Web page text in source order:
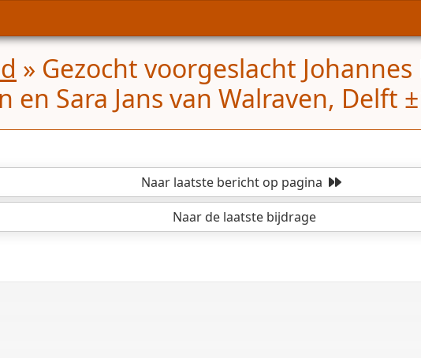
» Gezocht voorgeslacht
Sara Jans van Walraven, Delft
Naar laatste berichtop pagina
Naar de laatste bijdrage